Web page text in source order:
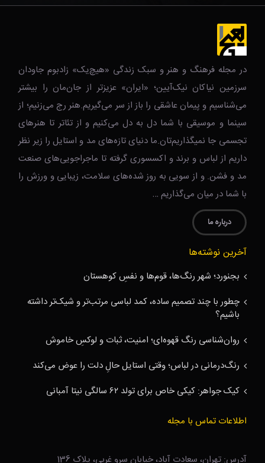
در مجله فرهنگ و هنر و سبک زندگی‌ «هیچ‌یک» زادبوم جاودان
سرزمین نیاکان نیک‌‌‌آیین؛ «ایران» عزیزتر از جان‌مان را بیشتر
می‌شناسیم و پیمان عاشقی را باز از سر می‌گیریم.هنر رج می‌زنیم؛ از
سینما و موسیقی با شما دل به دل می‌کنیم و از تئاتر تا هنرهای
تجسمی جا نمیگذاریم‌تان.ما دنیای تازه‌های مد و استایل را زیر نظر
داریم از لباس و برند و اکسسوری گرفته تا ماجراجویی‌های صنعت
مد و فشن. و از سویی به روز شده‌های سلامت، زیبایی و ورزش را
با شما در میان می‌گذاریم …
درباره ما
آخرین نوشته‌ها
بجنورد؛ شهر رنگ‌ها، قوم‌ها و نفسِ کوهستان
چطور با چند تصمیم ساده، کمد لباسی مرتب‌تر و شیک‌تر داشته
باشیم؟
روان‌شناسی رنگ قهوه‌ای؛ امنیت، ثبات و لوکسِ خاموش
رنگ‌درمانی در لباس؛ وقتی استایل حالِ دلت را عوض می‌کند
کیک جواهر: کیکی خاص برای تولد ۶۲ سالگی نیتا آمبانی
اطلاعات تماس با مجله
آدرس: تهران، سعادت آباد، خیابان سرو غربی، پلاک 136